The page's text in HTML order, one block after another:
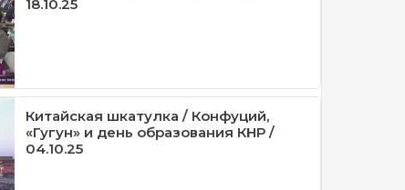
18.10.25
Китайская шкатулка / Конфуций,
«Гугун» и день образования КНР /
04.10.25